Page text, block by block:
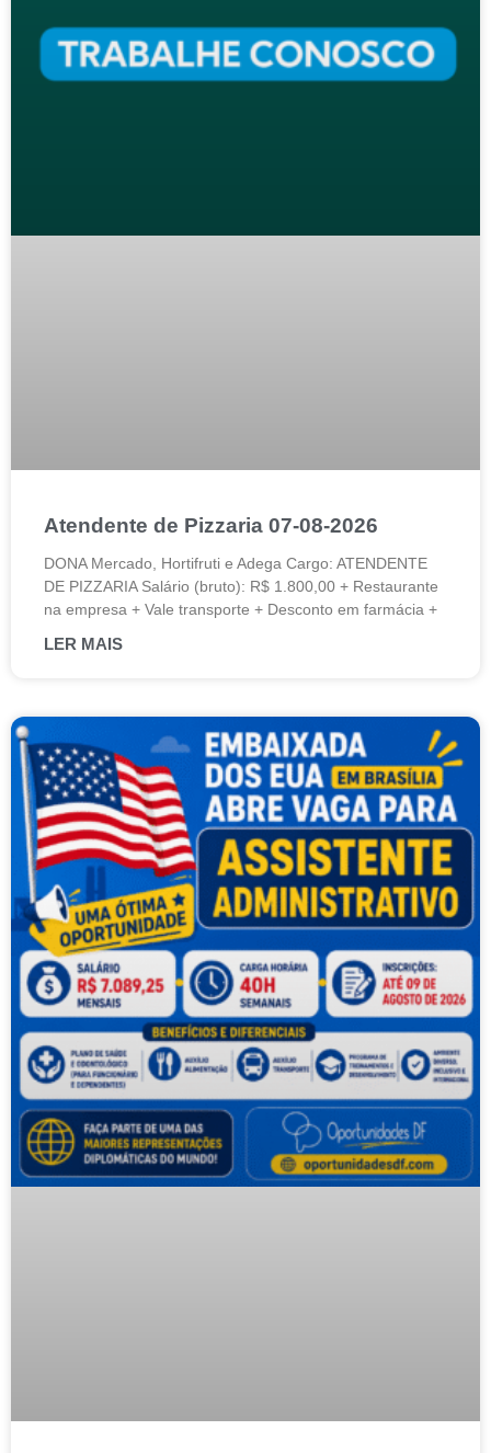
Atendente de Pizzaria 07-08-2026
DONA Mercado, Hortifruti e Adega Cargo: ATENDENTE
DE PIZZARIA Salário (bruto): R$ 1.800,00 + Restaurante
na empresa + Vale transporte + Desconto em farmácia +
LER MAIS